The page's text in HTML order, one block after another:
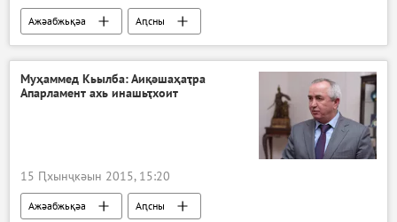
Ажәабжьқәа Аԥсны
Муҳаммед Кьылба: Аиқәшаҳаҭра
Апарламент ахь инашьҭхоит
15 Ԥхынҷкәын 2015, 15:20
Ажәабжьқәа Аԥсны